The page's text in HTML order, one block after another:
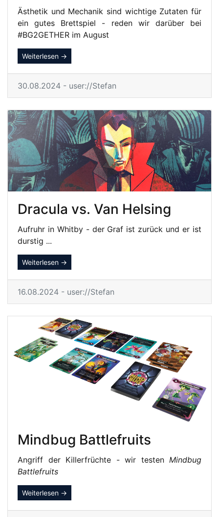
Ästhetik und Mechanik sind wichtige Zutaten für
ein gutes Brettspiel - reden wir darüber bei
#BG2GETHER im August
Weiterlesen →
30.08.2024 - user://Stefan
Dracula vs. Van Helsing
Aufruhr in Whitby - der Graf ist zurück und er ist
durstig ...
Weiterlesen →
16.08.2024 - user://Stefan
Mindbug Battlefruits
Angriff der Killerfrüchte - wir testen Mindbug
Battlefruits
Weiterlesen →